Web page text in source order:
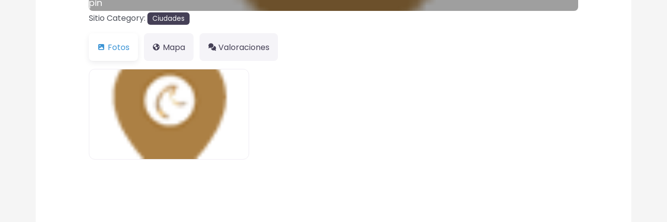
pin
Sitio Category: Ciudades
Fotos Mapa Valoraciones
pin